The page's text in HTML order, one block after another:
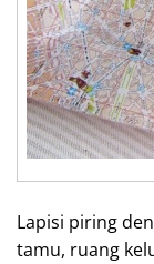
Lapisi piring
tamu, ruang